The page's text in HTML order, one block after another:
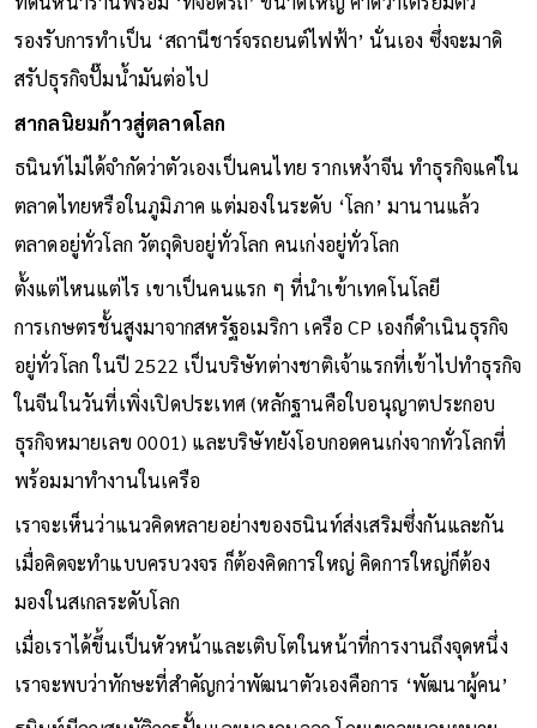
รองรับการทำเป็น ‘สถานีชาร์จรถยนต์ไฟฟ้า’ นั่นเอง ซึ่งจะมาดิ
สรัปธุรกิจปั๊มน้ำมันต่อไป
สากลนิยมก้าวสู่ตลาดโลก
ธนินท์ไม่ได้จำกัดว่าตัวเองเป็นคนไทย รากเหง้าจีน ทำธุรกิจแค่ใน
ตลาดไทยหรือในภูมิภาค แต่มองในระดับ ‘โลก’ มานานแล้ว
ตลาดอยู่ทั่วโลก วัตถุดิบอยู่ทั่วโลก คนเก่งอยู่ทั่วโลก
ตั้งแต่ไหนแต่ไร เขาเป็นคนแรก ๆ ที่นำเข้าเทคโนโลยี
การเกษตรชั้นสูงมาจากสหรัฐอเมริกา เครือ CP เองก็ดำเนินธุรกิจ
อยู่ทั่วโลก ในปี 2522 เป็นบริษัทต่างชาติเจ้าแรกที่เข้าไปทำธุรกิจ
ในจีนในวันที่เพิ่งเปิดประเทศ (หลักฐานคือใบอนุญาตประกอบ
ธุรกิจหมายเลข 0001) และบริษัทยังโอบกอดคนเก่งจากทั่วโลกที่
พร้อมมาทำงานในเครือ
เราจะเห็นว่าแนวคิดหลายอย่างของธนินท์ส่งเสริมซึ่งกันและกัน
เมื่อคิดจะทำแบบครบวงจร ก็ต้องคิดการใหญ่ คิดการใหญ่ก็ต้อง
มองในสเกลระดับโลก
เมื่อเราได้ขึ้นเป็นหัวหน้าและเติบโตในหน้าที่การงานถึงจุดหนึ่ง
เราจะพบว่าทักษะที่สำคัญกว่าพัฒนาตัวเองคือการ ‘พัฒนาผู้คน’